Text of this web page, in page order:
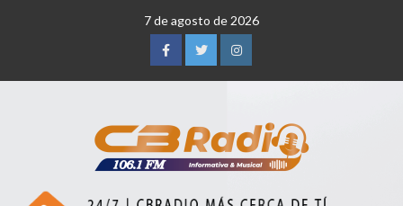
7 de agosto de 2026
FacebookTwitterInstagram